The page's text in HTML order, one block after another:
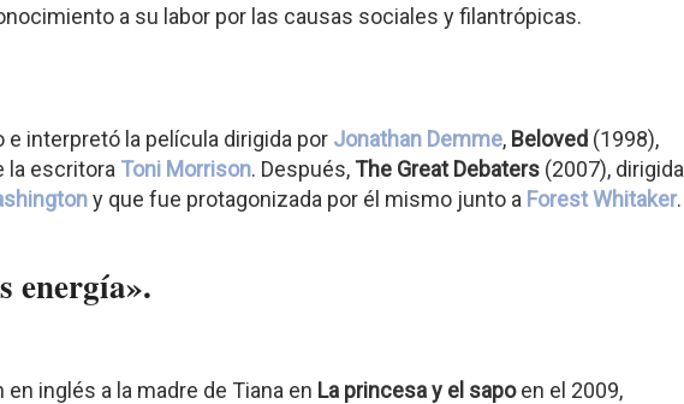
a su labor por las causas sociales y filantrópicas.
e interpretó la película dirigida por Jonathan Demme, Beloved (1998),
la escritora Toni Morrison. Después, The Great Debaters (2007), dirigida
y que fue protagonizada por él mismo junto a Forest Whitaker.
energía».
inglés a la madre de Tiana en La princesa y el sapoen el 2009,